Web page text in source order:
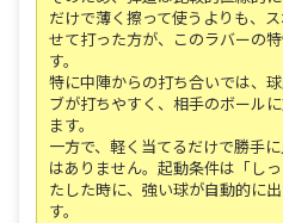
だけで薄く擦って使うよりも、
せて打った方が、このラバーの
す。
特に中陣からの打ち合いでは、
ブが打ちやすく、相手のボール
ます。
一方で、軽く当てるだけで勝手
はありません。起動条件は「し
たした時に、強い球が自動的に
す。